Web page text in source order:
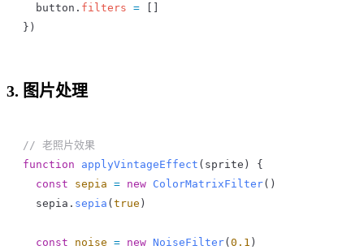
  button
. filters =
})
3. 图片处理
// 老照片效果
function applyVintageEffect ( sprite ) {
  const
sepia = new ColorMatrixFilter()
  sepia
. sepia ( true )
  const
noise = new NoiseFilter( 0.1 )